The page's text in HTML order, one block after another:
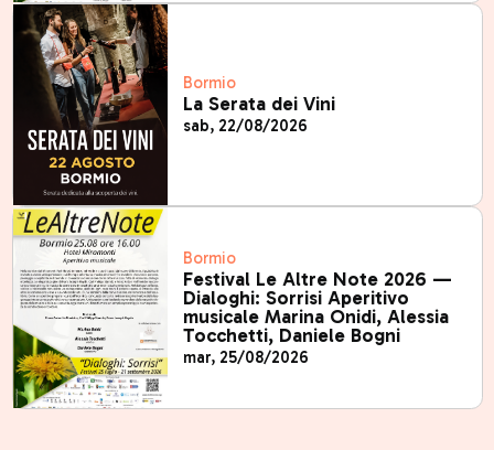
Bormio
La Serata dei Vini
sab, 22/08/2026
Bormio
Festival Le Altre Note 2026 —
Dialoghi: Sorrisi Aperitivo
musicale Marina Onidi, Alessia
Tocchetti, Daniele Bogni
mar, 25/08/2026